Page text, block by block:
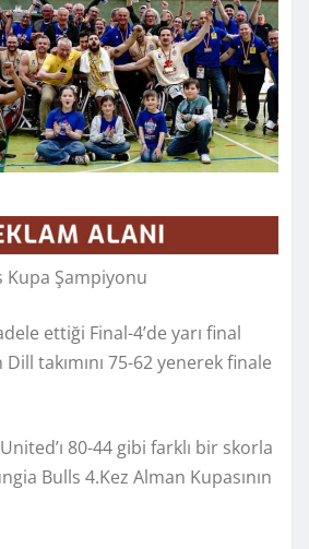
Kupa Şampiyonu
ettiği Final-4’de yarı final
Dill takımını 75-62 yenerek finale
80-44 gibi farklı bir skorla
Bulls 4.Kez Alman Kupasının